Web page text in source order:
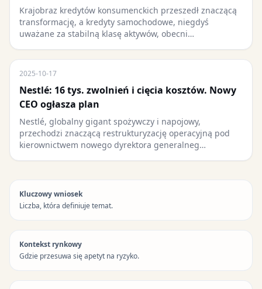
Krajobraz kredytów konsumenckich przeszedł znaczącą
transformację, a kredyty samochodowe, niegdyś
uważane za stabilną klasę aktywów, obecni…
2025-10-17
Nestlé: 16 tys. zwolnień i cięcia kosztów. Nowy
CEO ogłasza plan
Nestlé, globalny gigant spożywczy i napojowy,
przechodzi znaczącą restrukturyzację operacyjną pod
kierownictwem nowego dyrektora generalneg…
Kluczowy wniosek
Liczba, która definiuje temat.
Kontekst rynkowy
Gdzie przesuwa się apetyt na ryzyko.